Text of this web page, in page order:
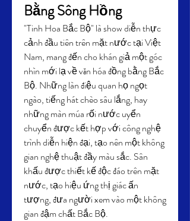
Bằng Sông Hồng
"Tinh Hoa Bắc Bộ" là show diễn thực
cảnh đầu tiên trên mặt nước tại Việt
Nam, mang đến cho khán giả một góc
nhìn mới lạ về văn hóa đồng bằng Bắc
Bộ. Những làn điệu quan họ ngọt
ngào, tiếng hát chèo sâu lắng, hay
những màn múa rối nước uyển
chuyển được kết hợp với công nghệ
trình diễn hiện đại, tạo nên một không
gian nghệ thuật đầy màu sắc. Sân
khấu được thiết kế độc đáo trên mặt
nước, tạo hiệu ứng thị giác ấn
tượng, đưa người xem vào một không
gian đậm chất Bắc Bộ.